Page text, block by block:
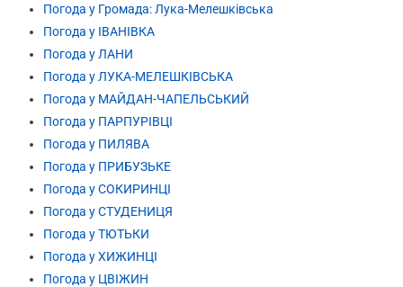
Погода у Громада: Лука-Мелешківська
Погода у ІВАНІВКА
Погода у ЛАНИ
Погода у ЛУКА-МЕЛЕШКІВСЬКА
Погода у МАЙДАН-ЧАПЕЛЬСЬКИЙ
Погода у ПАРПУРІВЦІ
Погода у ПИЛЯВА
Погода у ПРИБУЗЬКЕ
Погода у СОКИРИНЦІ
Погода у СТУДЕНИЦЯ
Погода у ТЮТЬКИ
Погода у ХИЖИНЦІ
Погода у ЦВІЖИН